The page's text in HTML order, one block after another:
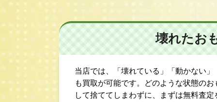
壊れたお
当店では、「壊れている」「動かない
も買取が可能です。どのような状態の
して捨ててしまわずに、まずは無料査